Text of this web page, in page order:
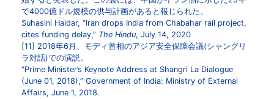
で4000億ドル規模の供与計画があると報じられた。
Suhasini Haidar, “Iran drops India from Chabahar rail project,
cites funding delay,” The Hindu, July 14, 2020
11
2018年6月、モディ首相のアジア安全保障会議(シャングリ
ラ対話)での演説。
“Prime Minister’s Keynote Address at Shangri La Dialogue
(June 01, 2018),” Government of India: Ministry of External
Affairs, June 1, 2018.